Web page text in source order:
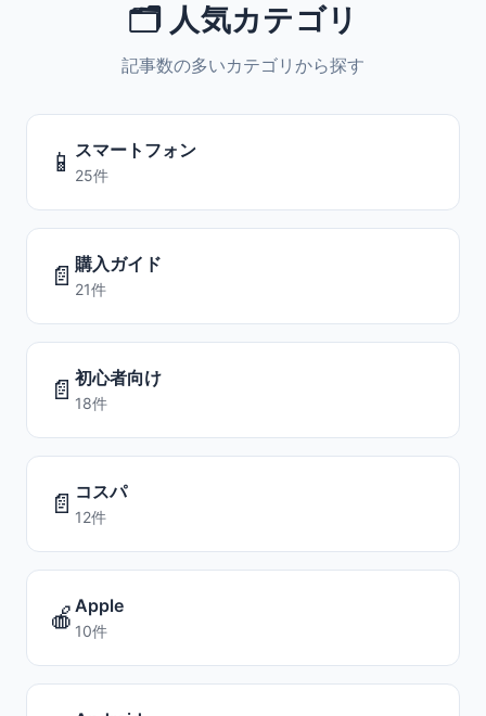
🗂️ 人気カテゴリ
記事数の多いカテゴリから探す
📱 スマートフォン
25件
📄 購入ガイド
21件
📄 初心者向け
18件
📄 コスパ
12件
🍎 Apple
10件